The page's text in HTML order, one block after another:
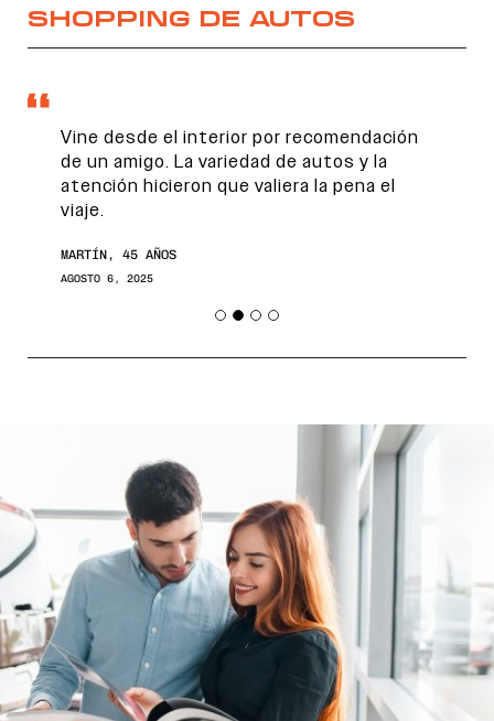
SHOPPING DE AUTOS
Vine desde el interior por recomendación
de un amigo. La variedad de autos y la
atención hicieron que valiera la pena el
viaje.
MARTÍN, 45 AÑOS
AGOSTO 6, 2025